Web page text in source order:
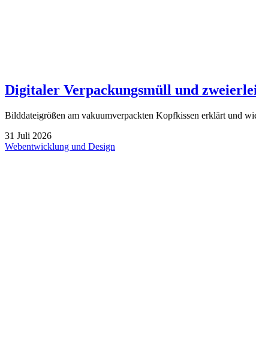
Digitaler Verpackungsmüll und
Bilddateigrößen am vakuumverpackten Kopfkissen erklärt und
31 Juli 2026
Webentwicklung und Design